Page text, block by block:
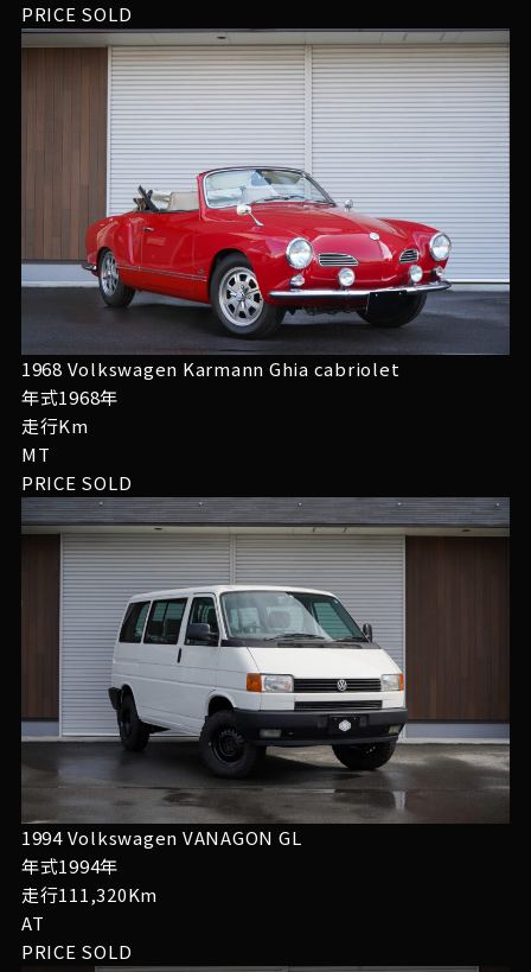
PRICE SOLD
1968 Volkswagen Karmann Ghia cabriolet
年式1968年
走行Km
MT
PRICE SOLD
1994 Volkswagen VANAGON GL
年式1994年
走行111,320Km
AT
PRICE SOLD